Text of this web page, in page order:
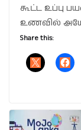
கூட்ட உப்பு
உணவில்
Share this: